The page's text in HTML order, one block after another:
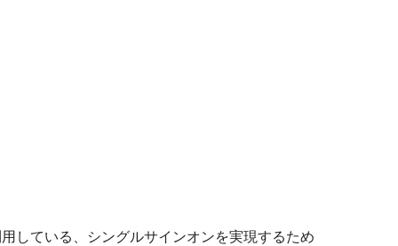
用している、シングルサインオンを実現するため